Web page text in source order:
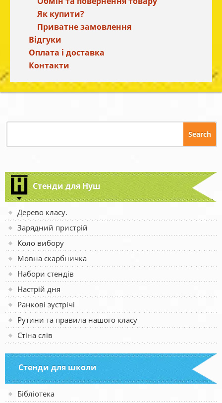
Як купити?
Приватне замовлення
Відгуки
Оплата і доставка
Контакти
Стенди для Нуш
Дерево класу.
Зарядний пристрій
Коло вибору
Мовна скарбничка
Набори стендів
Настрій дня
Ранкові зустрічі
Рутини та правила нашого класу
Стіна слів
Стенди для школи
Бібліотека